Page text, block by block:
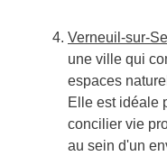
Verneuil-sur-
une ville qui
espaces
Elle est idéale
concilier vie
au sein d'un